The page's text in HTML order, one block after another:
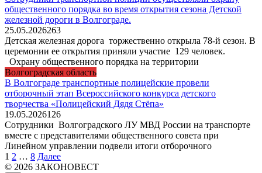
общественного порядка во время открытия сезона Детской
железной дороги в Волгограде.
25.05.2026263
Детская железная дорога торжественно открыла 78-й сезон. В
церемонии ее открытия приняли участие 129 человек.
Охрану общественного порядка на территории
Волгоградская область
В Волгограде транспортные полицейские провели
отборочный этап Всероссийского конкурса детского
творчества «Полицейский Дядя Стёпа»
19.05.2026126
Сотрудники Волгоградского ЛУ МВД России на транспорте
вместе с представителями общественного совета при
Линейном управлении подвели итоги отборочного
Пагинация
записей
1 2 … 8 Далее
© 2026 ЗАКОНОВЕСТ